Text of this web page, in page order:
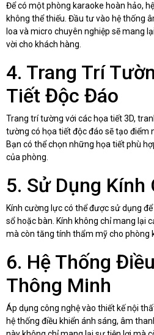
Để có một phòng karaoke hoàn hảo,
không thể thiếu. Đầu tư vào hệ thống
loa và micro chuyên nghiệp sẽ mang
vời cho khách hàng.
4. Trang Trí
Tiết Độc Đáo
Trang trí tường với các họa tiết 3D,
tường có họa tiết độc đáo sẽ tạo điểm
Bạn có thể chọn những họa tiết phù
của phòng.
5. Sử Dụng Kính
Kính cường lực có thể được sử dụng
sổ hoặc bàn. Kính không chỉ mang lại
mà còn tăng tính thẩm mỹ cho phòng
6. Hệ Thống
Thông Minh
Áp dụng công nghệ vào thiết kế nội
hệ thống điều khiển ánh sáng, âm